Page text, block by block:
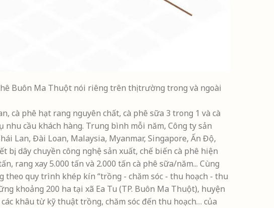
Buôn Ma Thuột nói riêng trên thị trường trong và ngoài
cà phê hạt rang nguyên chất, cà phê sữa 3 trong 1 và cà
cầu khách hàng. Trung bình mỗi năm, Công ty sản
Lan, Đài Loan, Malaysia, Myanmar, Singapore, Ấn Độ,
dây chuyền công nghệ sản xuất, chế biến cà phê hiện
rang xay 5.000 tấn và 2.000 tấn cà phê sữa/năm... Cùng
quy trình khép kín “trồng - chăm sóc - thu hoạch - thu
khoảng 200 ha tại xã Ea Tu (TP. Buôn Ma Thuột), huyện
khâu từ kỹ thuật trồng, chăm sóc đến thu hoạch… của